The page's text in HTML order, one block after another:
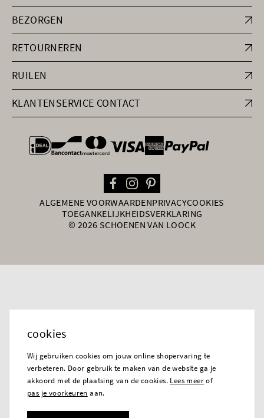
BEZORGEN
RETOURNEREN
RUILEN
KLANTENSERVICE CONTACT
general.paymentOptions
ALGEMENE VOORWAARDENPRIVACYCOOKIES
TOEGANKELIJKHEIDSVERKLARING
© 2026 SCHOENEN VAN LOOCK
cookies
Wij gebruiken cookies om jouw online shopervaring te
verbeteren. Door gebruik te maken van de website ga je
akkoord met de plaatsing van de cookies. Lees meerof
pas je voorkeuren aan.